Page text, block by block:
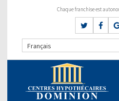
Chaque franchise est
Français